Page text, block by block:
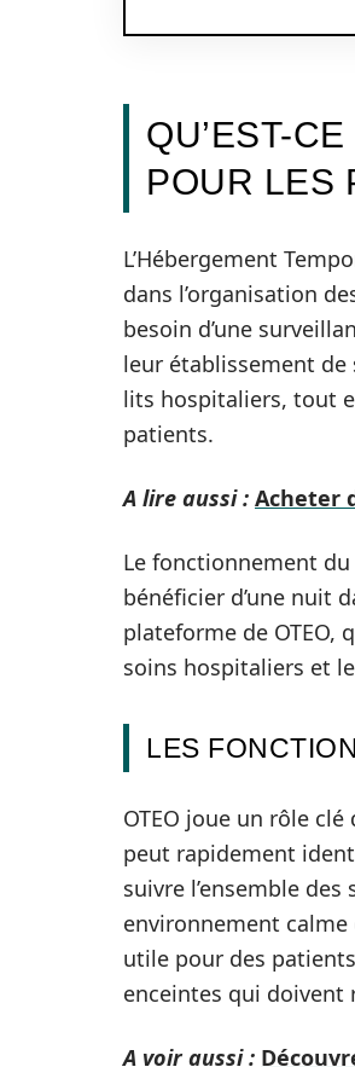
QU’EST-
POUR LES
L’Hébergement
dans l’organisation
besoin d’une
leur établissement de
lits hospitaliers, tout
patients.
A lire aussi : Acheter
Le fonctionnement
bénéficier d’une nuit
plateforme de OTEO,
soins hospitaliers et
LES
OTEO joue un rôle
peut rapidement
suivre l’ensemble
environnement
utile pour des
enceintes qui doivent
A voir aussi :